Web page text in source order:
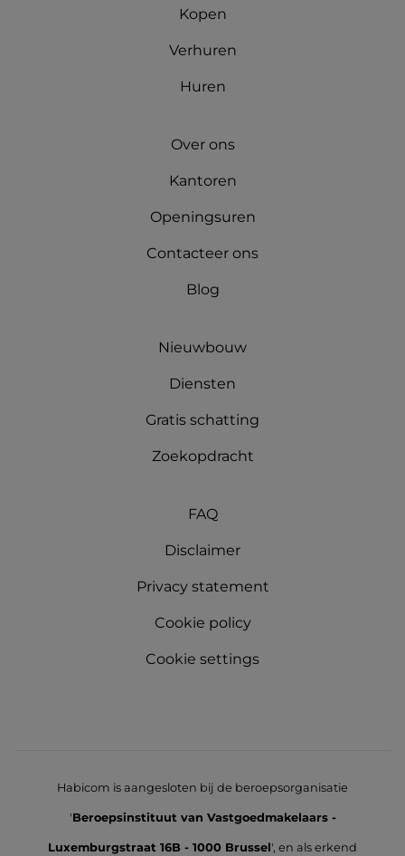
Kopen
Verhuren
Huren
Over ons
Kantoren
Openingsuren
Contacteer ons
Blog
Nieuwbouw
Diensten
Gratis schatting
Zoekopdracht
FAQ
Disclaimer
Privacy statement
Cookie policy
Cookie settings
Habicom is aangesloten bij de beroepsorganisatie
'Beroepsinstituut van Vastgoedmakelaars -
Luxemburgstraat 16B - 1000 Brussel', en als erkend